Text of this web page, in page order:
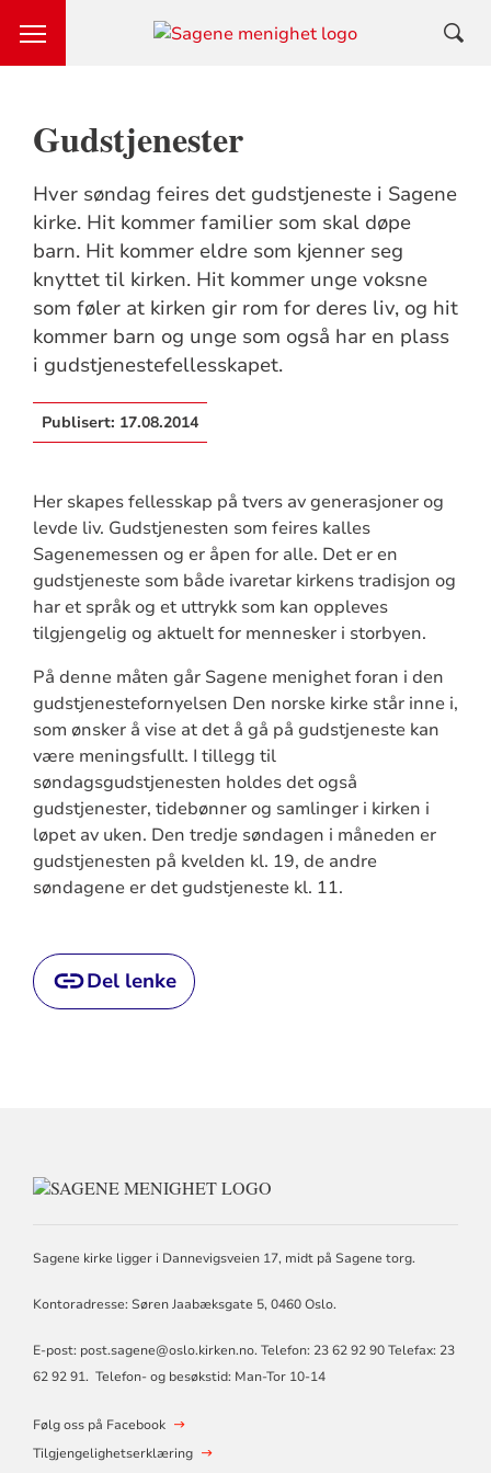
Gudstjenester
Hver søndag feires det gudstjeneste i Sagene
kirke. Hit kommer familier som skal døpe
barn. Hit kommer eldre som kjenner seg
knyttet til kirken. Hit kommer unge voksne
som føler at kirken gir rom for deres liv, og hit
kommer barn og unge som også har en plass
i gudstjenestefellesskapet.
Publisert: 17.08.2014
Her skapes fellesskap på tvers av generasjoner og
levde liv. Gudstjenesten som feires kalles
Sagenemessen og er åpen for alle. Det er en
gudstjeneste som både ivaretar kirkens tradisjon og
har et språk og et uttrykk som kan oppleves
tilgjengelig og aktuelt for mennesker i storbyen.
På denne måten går Sagene menighet foran i den
gudstjenestefornyelsen Den norske kirke står inne i,
som ønsker å vise at det å gå på gudstjeneste kan
være meningsfullt. I tillegg til
søndagsgudstjenesten holdes det også
gudstjenester, tidebønner og samlinger i kirken i
løpet av uken. Den tredje søndagen i måneden er
gudstjenesten på kvelden kl. 19, de andre
søndagene er det gudstjeneste kl. 11.
Del lenke
KONTAKTINFORMASJON
Sagene kirke ligger i Dannevigsveien 17, midt på Sagene torg.
Kontoradresse: Søren Jaabæksgate 5, 0460 Oslo.
E-post: post.sagene@oslo.kirken.no. Telefon: 23 62 92 90 Telefax: 23
62 92 91. Telefon- og besøkstid: Man-Tor 10-14
Følg oss på Facebook
Tilgjengelighetserklæring